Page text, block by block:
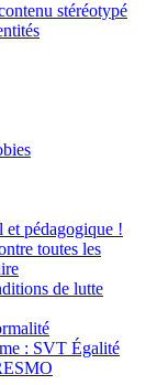
stéréotypé
et pédagogique !
toutes les
de lutte
: SVT Égalité